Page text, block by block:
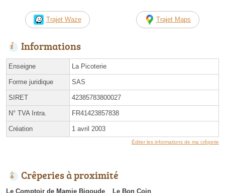
Trajet Waze Trajet Maps
Informations
Enseigne La Picoterie
Forme juridique SAS
SIRET 42385783800027
N° TVA Intra. FR41423857838
Création 1 avril 2003
Éditer les informations de ma crêperie
Crêperies à proximité
Le Comptoir de Mamie Bigoude
Le Bon Coin